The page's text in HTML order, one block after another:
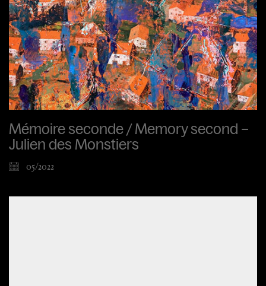
Mémoire seconde / Memory second –
Julien des Monstiers
05/2022